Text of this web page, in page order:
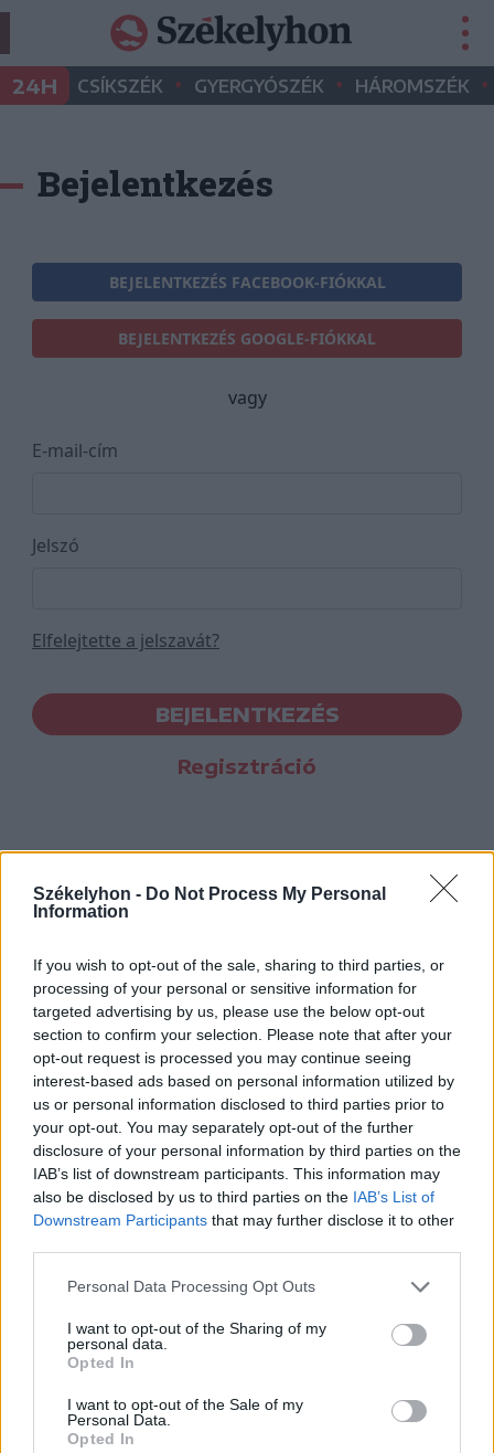
Székelyhon - Do Not Process My Personal
Information
If you wish to opt-out of the sale, sharing to third parties, or
processing of your personal or sensitive information for
targeted advertising by us, please use the below opt-out
section to confirm your selection. Please note that after your
opt-out request is processed you may continue seeing
interest-based ads based on personal information utilized by
us or personal information disclosed to third parties prior to
your opt-out. You may separately opt-out of the further
disclosure of your personal information by third parties on the
IAB’s list of downstream participants. This information may
also be disclosed by us to third parties on the IAB’s List of
Downstream Participants that may further disclose it to other
Personal Data Processing Opt Outs
I want to opt-out of the Sharing of my
personal data.
Opted In
I want to opt-out of the Sale of my
Personal Data.
Opted In
24H CSÍKSZÉK • GYERGYÓSZÉK • HÁROMSZÉK •
Bejelentkezés
BEJELENTKEZÉS FACEBOOK-FIÓKKAL
BEJELENTKEZÉS GOOGLE-FIÓKKAL
vagy
E-mail-cím
Jelszó
Elfelejtette a jelszavát?
BEJELENTKEZÉS
Regisztráció
Hasznos
Impresszum
Szerzői jogok
Adatvédelmi tájékoztató
Cookie-kezelési tájékoztató
Hozzászólási szabályzat
Nyomtatott lapjaink archívuma
Székely Hírmondó archívuma
Sütibeállítások